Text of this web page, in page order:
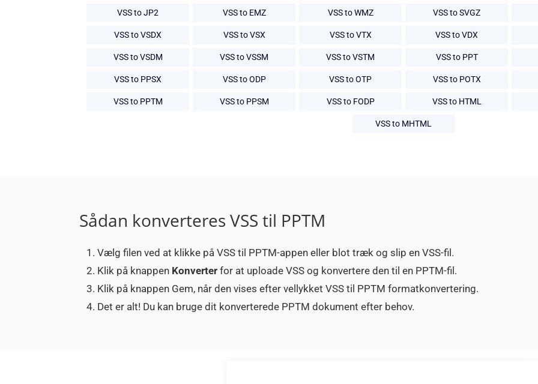
VSS to JP2 VSS to EMZ VSS to WMZ VSS to SVGZ
VSS to VSDX VSS to VSX VSS to VTX VSS to VDX
VSS to VSDM VSS to VSSM VSS to VSTM VSS to PPT
VSS to PPSX VSS to ODP VSS to OTP VSS to POTX
VSS to PPTM VSS to PPSM VSS to FODP VSS to HTML
VSS to MHTML
Sådan konverteres VSS til PPTM
Vælg filen ved at klikke på VSS til PPTM-appen eller blot træk og slip en VSS-fil.
Klik på knappen Konverter for at uploade VSS og konvertere den til en PPTM-fil.
Klik på knappen Gem, når den vises efter vellykket VSS til PPTM formatkonvertering.
Det er alt! Du kan bruge dit konverterede PPTM dokument efter behov.